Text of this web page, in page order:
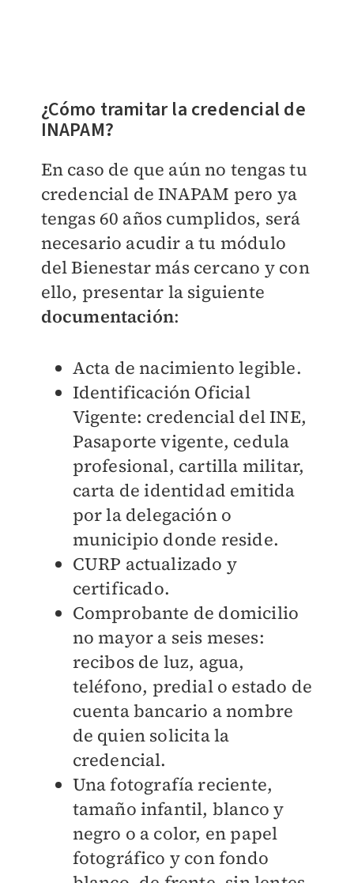
¿Cómo tramitar la credencial de
INAPAM?
En caso de que aún no tengas tu
credencial de INAPAM pero ya
tengas 60 años cumplidos, será
necesario acudir a tu módulo
del Bienestar más cercano y con
ello, presentar la siguiente
documentación:
Acta de nacimiento legible.
Identificación Oficial
Vigente: credencial del INE,
Pasaporte vigente, cedula
profesional, cartilla militar,
carta de identidad emitida
por la delegación o
municipio donde reside.
CURP actualizado y
certificado.
Comprobante de domicilio
no mayor a seis meses:
recibos de luz, agua,
teléfono, predial o estado de
cuenta bancario a nombre
de quien solicita la
credencial.
Una fotografía reciente,
tamaño infantil, blanco y
negro o a color, en papel
fotográfico y con fondo